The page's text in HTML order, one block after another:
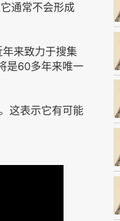
通常不会形成
来致力于搜集
是60多年来唯一
这表示它有可能